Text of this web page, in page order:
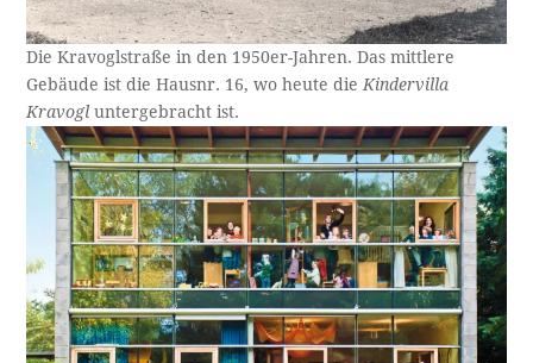
Die Kravoglstraße in den 1950er-Jahren. Das mittlere
Gebäude ist die Hausnr. 16, wo heute die Kindervilla
Kravogl untergebracht ist.